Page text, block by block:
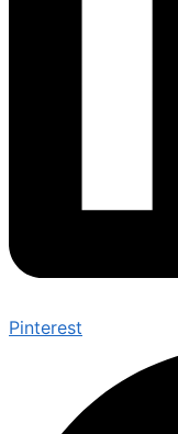
Pinterest